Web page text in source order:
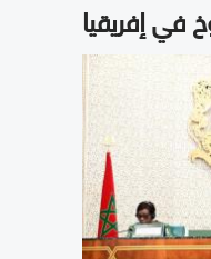
في إفريقيا